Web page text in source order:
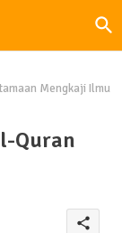
Mengkaji Ilmu
Quran
share